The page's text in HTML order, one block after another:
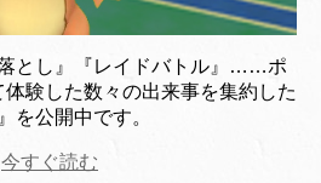
落とし』『レイドバトル』……ポ
験した数々の出来事を集約した
を公開中です。
今すぐ読む